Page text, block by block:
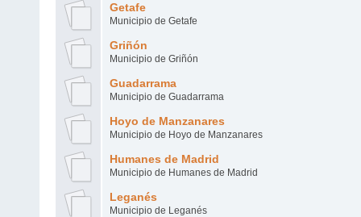
Getafe
Municipio de Getafe
Griñón
Municipio de Griñón
Guadarrama
Municipio de Guadarrama
Hoyo de Manzanares
Municipio de Hoyo de Manzanares
Humanes de Madrid
Municipio de Humanes de Madrid
Leganés
Municipio de Leganés